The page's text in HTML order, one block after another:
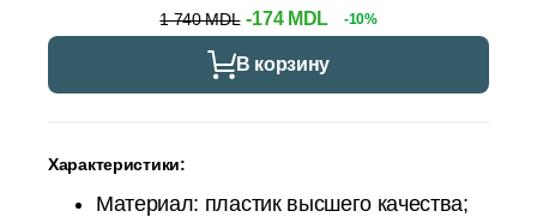
1 740 MDL -174 MDL -10%
В корзину
Характеристики:
Материал: пластик высшего качества;